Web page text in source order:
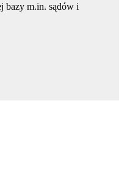
bazy m.in. sądów i